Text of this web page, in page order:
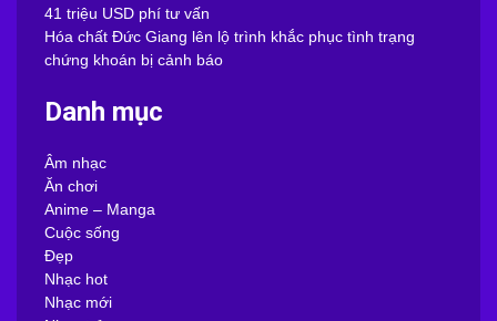
41 triệu USD phí tư vấn
Hóa chất Đức Giang lên lộ trình khắc phục tình trạng
chứng khoán bị cảnh báo
Danh mục
Âm nhạc
Ăn chơi
Anime – Manga
Cuộc sống
Đẹp
Nhạc hot
Nhạc mới